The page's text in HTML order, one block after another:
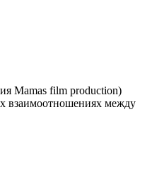
Mamas film production)
взаимоотношениях между